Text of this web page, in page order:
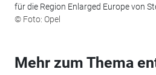
für die Region Enlarged Europe von
© Foto: Opel
Mehr zum Thema